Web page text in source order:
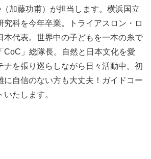
加藤功甫）が担当します。横浜国立
究科を今年卒業。トライアスロン・ロ
本代表。世界中の子どもを一本の糸で
CoC」総隊長。自然と日本文化を愛
ナを張り巡らしながら日々活動中。初
に自信のない方も大丈夫！ガイドコー
たします。